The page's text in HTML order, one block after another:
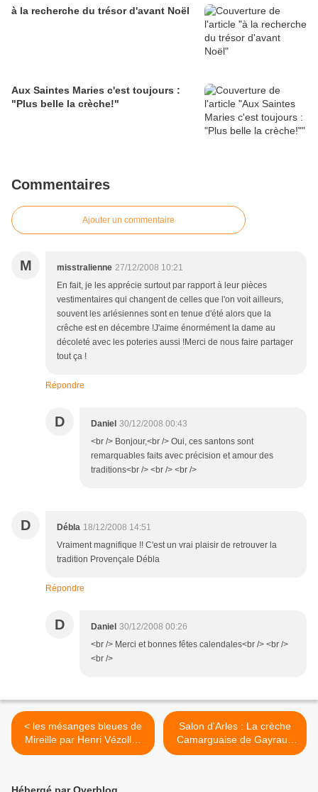
à la recherche du trésor d'avant Noël
Aux Saintes Maries c'est toujours :
"Plus belle la crèche!"
Commentaires
Ajouter un commentaire
M misstralienne 27/12/2008 10:21
En fait, je les apprécie surtout par rapport à leur pièces
vestimentaires qui changent de celles que l'on voit ailleurs,
souvent les arlésiennes sont en tenue d'été alors que la
crêche est en décembre !J'aime énormément la dame au
décoleté avec les poteries aussi !Merci de nous faire partager
tout ça !
Répondre
D Daniel 30/12/2008 00:43
<br /> Bonjour,<br /> Oui, ces santons sont
remarquables faits avec précision et amour des
traditions<br /> <br /> <br />
D Débla 18/12/2008 14:51
Vraiment magnifique !! C'est un vrai plaisir de retrouver la
tradition Provençale Débla
Répondre
D Daniel 30/12/2008 00:26
<br /> Merci et bonnes fêtes calendales<br /> <br />
<br />
< les mésanges bleues de
Mireille par Henri Vézolles
au Salon d'Arles
Salon d'Arles : La crèche
Camarguaise de Gayraud
d'Agnel >